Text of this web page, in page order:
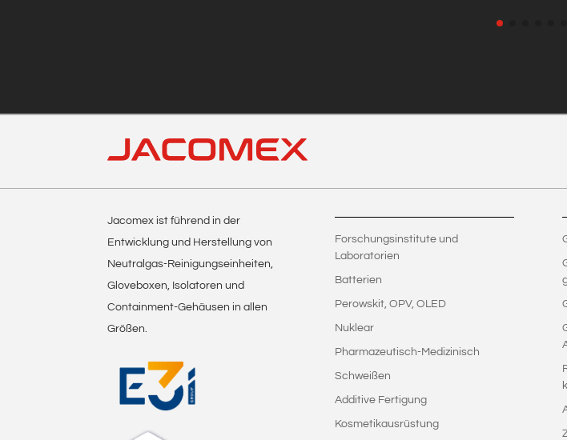
Jacomex ist führend in der
Entwicklung und Herstellung von
Neutralgas-Reinigungseinheiten,
Gloveboxen, Isolatoren und
Containment-Gehäusen in allen
Größen.
Forschungsinstitute und
Laboratorien
Batterien
Perowskit, OPV, OLED
Nuklear
Pharmazeutisch-Medizinisch
Schweißen
Additive Fertigung
Kosmetikausrüstung